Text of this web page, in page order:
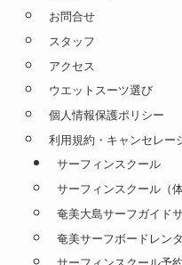
お問合せ
スタッフ
アクセス
ウエットスーツ選び
個人情報保護ポリシー
利用規約・キャンセレー
サーフィンスクール
サーフィンスクール（
奄美大島サーフガイド
奄美サーフボードレン